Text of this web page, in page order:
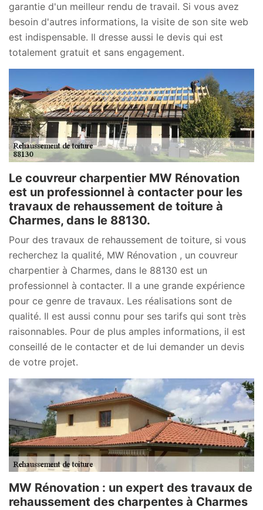
garantie d'un meilleur rendu de travail. Si vous avez
besoin d'autres informations, la visite de son site web
est indispensable. Il dresse aussi le devis qui est
totalement gratuit et sans engagement.
Le couvreur charpentier MW Rénovation
est un professionnel à contacter pour les
travaux de rehaussement de toiture à
Charmes, dans le 88130.
Pour des travaux de rehaussement de toiture, si vous
recherchez la qualité, MW Rénovation , un couvreur
charpentier à Charmes, dans le 88130 est un
professionnel à contacter. Il a une grande expérience
pour ce genre de travaux. Les réalisations sont de
qualité. Il est aussi connu pour ses tarifs qui sont très
raisonnables. Pour de plus amples informations, il est
conseillé de le contacter et de lui demander un devis
de votre projet.
MW Rénovation : un expert des travaux de
rehaussement des charpentes à Charmes